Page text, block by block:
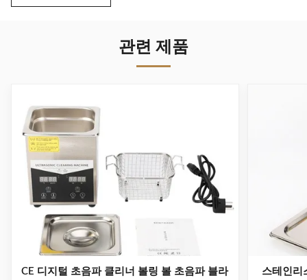
관련 제품
CE 디지털 초음파 클리너 볼링 볼 초음파 블라
스테인리